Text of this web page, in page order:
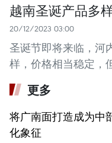
越南圣诞产品多
20/12/2023 03:00
圣诞节即将来临，河
样，价格相当稳定，
更多
将广南面打造成为中
化象征